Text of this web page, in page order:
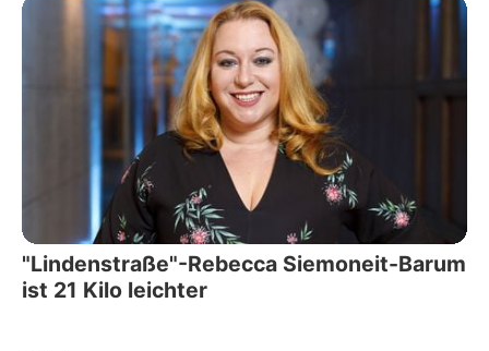
"Lindenstraße"-Rebecca Siemoneit-Barum
ist 21 Kilo leichter